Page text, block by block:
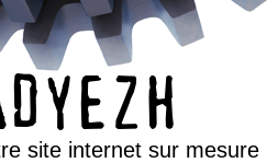
site internet sur mesure